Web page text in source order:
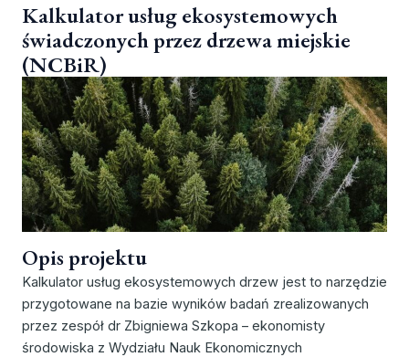
Kalkulator usług ekosystemowych
świadczonych przez drzewa miejskie
(NCBiR)
Opis projektu
Kalkulator usług ekosystemowych drzew jest to narzędzie
przygotowane na bazie wyników badań zrealizowanych
przez zespół dr Zbigniewa Szkopa – ekonomisty
środowiska z Wydziału Nauk Ekonomicznych